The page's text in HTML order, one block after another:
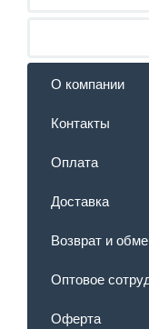
О компании
Контакты
Оплата
Доставка
Возврат и
Оптовое
Оферта